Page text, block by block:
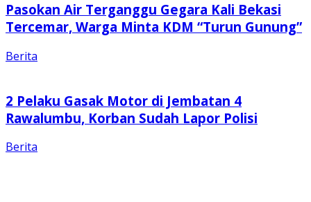
Pasokan Air Terganggu Gegara Kali Bekasi
Tercemar, Warga Minta KDM “Turun Gunung”
Berita
2 Pelaku Gasak Motor di Jembatan 4
Rawalumbu, Korban Sudah Lapor Polisi
Berita